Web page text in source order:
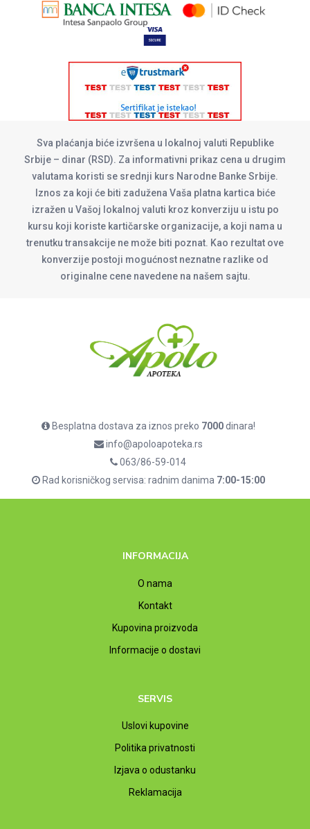
Sva plaćanja biće izvršena u lokalnoj valuti Republike
Srbije – dinar (RSD). Za informativni prikaz cena u drugim
valutama koristi se srednji kurs Narodne Banke Srbije.
Iznos za koji će biti zadužena Vaša platna kartica biće
izražen u Vašoj lokalnoj valuti kroz konverziju u istu po
kursu koji koriste kartičarske organizacije, a koji nama u
trenutku transakcije ne može biti poznat. Kao rezultat ove
konverzije postoji mogućnost neznatne razlike od
originalne cene navedene na našem sajtu.
Besplatna dostava za iznos preko 7000dinara!
info@apoloapoteka.rs
063/86-59-014
Rad korisničkog servisa: radnim danima 7:00-15:00
INFORMACIJA
O nama
Kontakt
Kupovina proizvoda
Informacije o dostavi
SERVIS
Uslovi kupovine
Politika privatnosti
Izjava o odustanku
Reklamacija